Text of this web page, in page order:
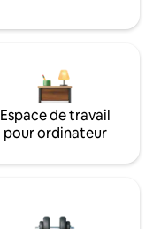
Espace de travail
pour ordinateur